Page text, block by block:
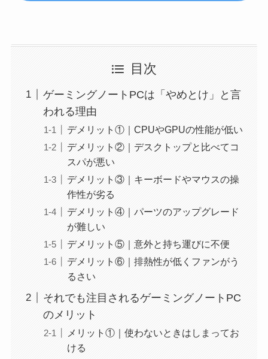
目次
ゲーミングノートPCは「やめとけ」と言
われる理由
デメリット①｜CPUやGPUの性能が低い
デメリット②｜デスクトップと比べてコ
スパが悪い
デメリット③｜キーボードやマウスの操
作性が劣る
デメリット④｜パーツのアップグレード
が難しい
デメリット⑤｜意外と持ち運びに不便
デメリット⑥｜排熱性が低くファンがう
るさい
それでも注目されるゲーミングノートPC
のメリット
メリット①｜使わないときはしまってお
ける